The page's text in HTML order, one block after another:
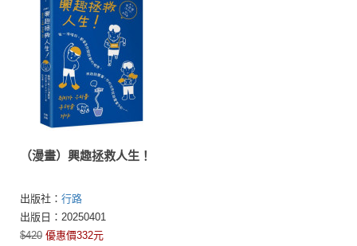
（漫畫）興趣拯救人生！
出版社： 行路
出版日：20250401
$420 優惠價332元